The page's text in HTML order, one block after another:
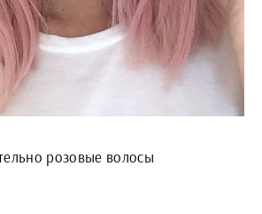
розовые волосы